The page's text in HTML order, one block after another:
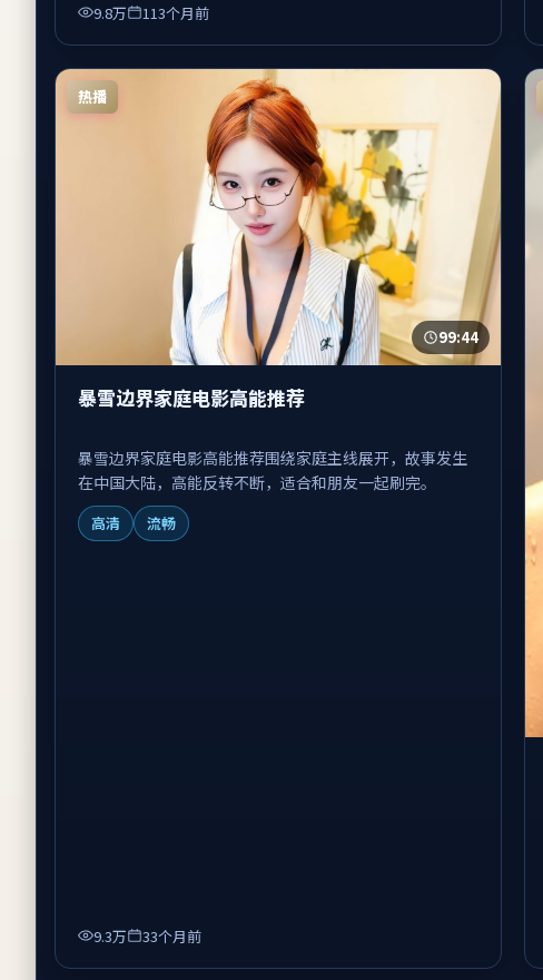
9.8万
113个月前
热播
99:44
暴雪边界家庭电影高能推荐
暴雪边界家庭电影高能推荐围绕家庭主线展开，故事发生
在中国大陆，高能反转不断，适合和朋友一起刷完。
高清 流畅
9.3万 33个月前